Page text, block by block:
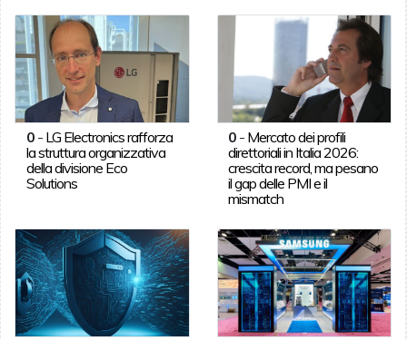
0- LG Electronics rafforza
la struttura organizzativa
della divisione Eco
Solutions
0 - Mercato dei profili
direttoriali in Italia 2026:
crescita record, ma pesano
il gap delle PMI e il
mismatch